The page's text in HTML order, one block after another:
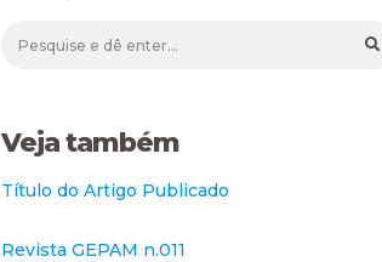
Veja também
Título do Artigo Publicado
Revista GEPAM n.011